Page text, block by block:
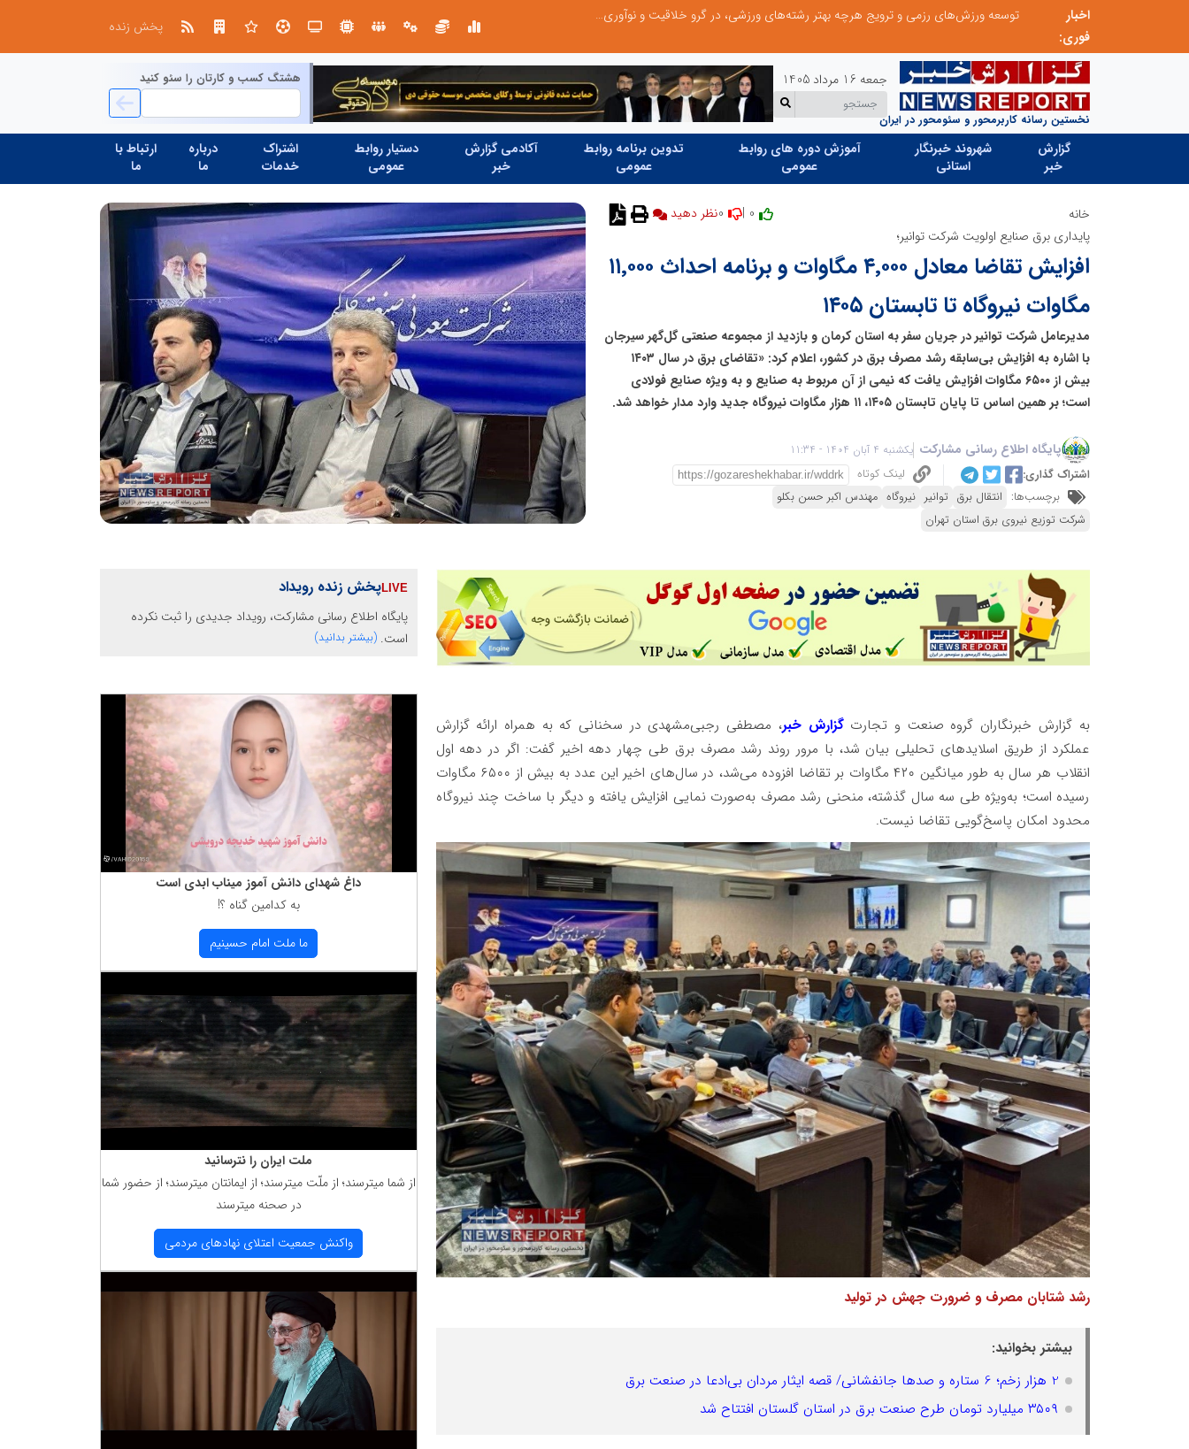
اخبار
فوری:
توسعه ورزش‌های رزمی و ترویج هرچه بهتر رشته‌های ورزشی، در گرو خلاقیت و نوآوری است
پخش زنده
نخستین رسانه کاربرمحور و سئومحور در ایران
جمعه 16 مرداد 1405 هشتگ کسب و کارتان را سئو کنید
گزارش
خبر
شهروند خبرنگار
استانی
آموزش دوره های روابط
عمومی
تدوین برنامه روابط
عمومی
آکادمی گزارش
خبر
دستیار روابط
عمومی
اشتراک
خدمات
درباره
ما
ارتباط با
ما
خانه
نظر دهید
پایداری برق صنایع اولویت شرکت توانیر؛
افزایش تقاضا معادل ۴٬۰۰۰ مگاوات و برنامه احداث ۱۱٬۰۰۰
مگاوات نیروگاه تا تابستان ۱۴۰۵
مدیرعامل شرکت توانیر در جریان سفر به استان کرمان و بازدید از مجموعه صنعتی گل‌گهر سیرجان
با اشاره به افزایش بی‌سابقه رشد مصرف برق در کشور، اعلام کرد: «تقاضای برق در سال ۱۴۰۳
بیش از ۶۵۰۰ مگاوات افزایش یافت که نیمی از آن مربوط به صنایع و به ویژه صنایع فولادی
است؛ بر همین اساس تا پایان تابستان ۱۴۰۵، ۱۱ هزار مگاوات نیروگاه جدید وارد مدار خواهد شد.
پایگاه اطلاع رسانی مشارکت یکشنبه 4 آبان 1404 - 11:34
اشتراک گذاری:
لینک کوتاه
برچسب‌ها: انتقال برق توانیر نیروگاه مهندس اکبر حسن بکلو
شرکت توزیع نیروی برق استان تهران
به گزارش خبرنگاران گروه صنعت و تجارتگزارش خبر، مصطفی رجبی‌مشهدی در سخنانی که به همراه ارائه گزارش
عملکرد از طریق اسلایدهای تحلیلی بیان شد، با مرور روند رشد مصرف برق طی چهار دهه اخیر گفت: اگر در دهه‌ اول
انقلاب هر سال به طور میانگین ۴۲۰ مگاوات بر تقاضا افزوده می‌شد، در سال‌های اخیر این عدد به بیش از ۶۵۰۰ مگاوات
رسیده است؛ به‌ویژه طی سه سال گذشته، منحنی رشد مصرف به‌صورت نمایی افزایش یافته و دیگر با ساخت چند نیروگاه
محدود امکان پاسخ‌گویی تقاضا نیست.
رشد شتابان مصرف و ضرورت جهش در تولید
بیشتر بخوانید:
2 هزار زخم؛ 6 ستاره و صدها جانفشانی/ قصه ایثار مردان بی‌ادعا در صنعت برق
۳۵۰۹ میلیارد تومان طرح صنعت برق در استان گلستان افتتاح شد
پخش زنده رویداد
پایگاه اطلاع رسانی مشارکت، رویداد جدیدی را ثبت نکرده
است. (بیشتر بدانید)
داغ شهدای دانش آموز میناب ابدی است
به كدامین گناه ؟!
ما ملت امام حسینیم
ملت ایران را نترسانید
از شما میترسند؛ از ملّت میترسند؛ از ایمانتان میترسند؛ از حضور شما
در صحنه میترسند
واكنش جمعیت اعتلای نهادهای مردمی